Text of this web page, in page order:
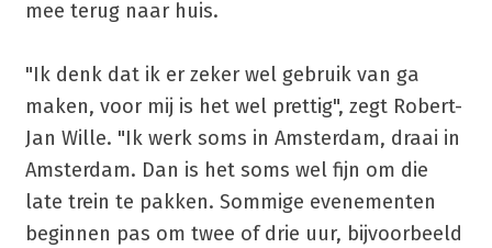
mee terug naar huis.
"Ik denk dat ik er zeker wel gebruik van ga
maken, voor mij is het wel prettig", zegt Robert-
Jan Wille. "Ik werk soms in Amsterdam, draai in
Amsterdam. Dan is het soms wel fijn om die
late trein te pakken. Sommige evenementen
beginnen pas om twee of drie uur, bijvoorbeeld